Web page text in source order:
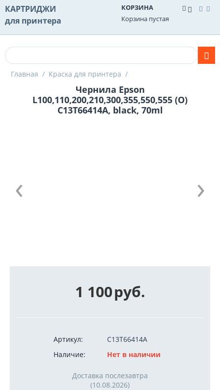
КАРТРИДЖИ
для принтера
КОРЗИНА
Корзина пустая
Главная / Краска для принтера /
Чернила Epson
L100,110,200,210,300,355,550,555 (O)
C13T66414A, black, 70ml
1 100руб.
Артикул:
C13T66414A
Наличие:
Нет в наличии
Доставка послезавтра
(10.08.2026)